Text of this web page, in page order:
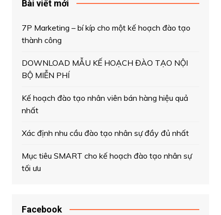
Bài viết mới
7P Marketing – bí kíp cho một kế hoạch đào tạo
thành công
DOWNLOAD MẪU KẾ HOẠCH ĐÀO TẠO NỘI
BỘ MIỄN PHÍ
Kế hoạch đào tạo nhân viên bán hàng hiệu quả
nhất
Xác định nhu cầu đào tạo nhân sự đầy đủ nhất
Mục tiêu SMART cho kế hoạch đào tạo nhân sự
tối ưu
Facebook